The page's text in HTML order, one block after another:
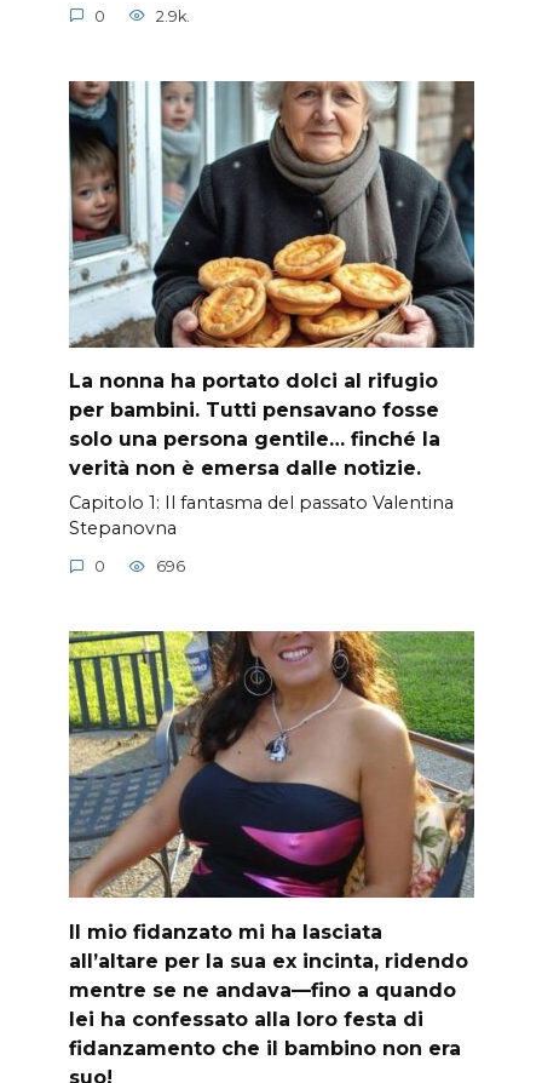
0 2.9k.
La nonna ha portato dolci al rifugio
per bambini. Tutti pensavano fosse
solo una persona gentile… finché la
verità non è emersa dalle notizie.
Capitolo 1: Il fantasma del passato Valentina
Stepanovna
0 696
Il mio fidanzato mi ha lasciata
all’altare per la sua ex incinta, ridendo
mentre se ne andava—fino a quando
lei ha confessato alla loro festa di
fidanzamento che il bambino non era
suo!